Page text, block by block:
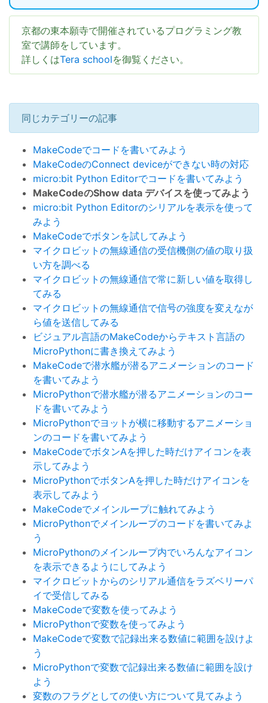
京都の東本願寺で開催されているプログラミング教
室で講師をしています。
詳しくはTera schoolを御覧ください。
同じカテゴリーの記事
MakeCodeでコードを書いてみよう
MakeCodeのConnect deviceができない時の対応
micro:bit Python Editorでコードを書いてみよう
MakeCodeのShow data デバイスを使ってみよう
micro:bit Python Editorのシリアルを表示を使って
みよう
MakeCodeでボタンを試してみよう
マイクロビットの無線通信の受信機側の値の取り扱
い方を調べる
マイクロビットの無線通信で常に新しい値を取得し
てみる
マイクロビットの無線通信で信号の強度を変えなが
ら値を送信してみる
ビジュアル言語のMakeCodeからテキスト言語の
MicroPythonに書き換えてみよう
MakeCodeで潜水艦が潜るアニメーションのコード
を書いてみよう
MicroPythonで潜水艦が潜るアニメーションのコー
ドを書いてみよう
MicroPythonでヨットが横に移動するアニメーショ
ンのコードを書いてみよう
MakeCodeでボタンAを押した時だけアイコンを表
示してみよう
MicroPythonでボタンAを押した時だけアイコンを
表示してみよう
MakeCodeでメインループに触れてみよう
MicroPythonでメインループのコードを書いてみよ
う
MicroPythonのメインループ内でいろんなアイコン
を表示できるようにしてみよう
マイクロビットからのシリアル通信をラズベリーパ
イで受信してみる
MakeCodeで変数を使ってみよう
MicroPythonで変数を使ってみよう
MakeCodeで変数で記録出来る数値に範囲を設けよ
う
MicroPythonで変数で記録出来る数値に範囲を設け
よう
変数のフラグとしての使い方について見てみよう